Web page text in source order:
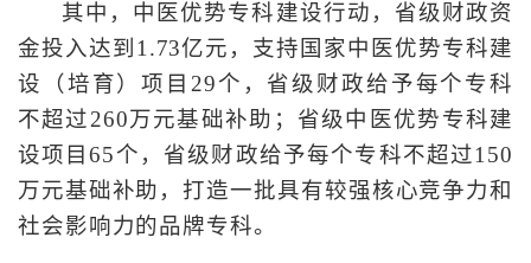
其中，中医优势专科建设行动，省级财政资
金投入达到1.73亿元，支持国家中医优势专科建
设（培育）项目29个，省级财政给予每个专科
不超过260万元基础补助；省级中医优势专科建
设项目65个，省级财政给予每个专科不超过150
万元基础补助，打造一批具有较强核心竞争力和
社会影响力的品牌专科。